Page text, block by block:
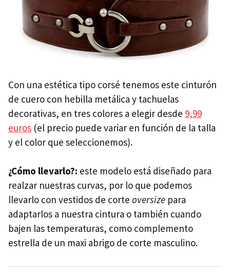
Con una estética tipo corsé tenemos este cinturón
de cuero con hebilla metálica y tachuelas
decorativas, en tres colores a elegir desde 9,99
euros (el precio puede variar en función de la talla
y el color que seleccionemos).
¿Cómo llevarlo?: este modelo está diseñado para
realzar nuestras curvas, por lo que podemos
llevarlo con vestidos de corte oversize para
adaptarlos a nuestra cintura o también cuando
bajen las temperaturas, como complemento
estrella de un maxi abrigo de corte masculino.